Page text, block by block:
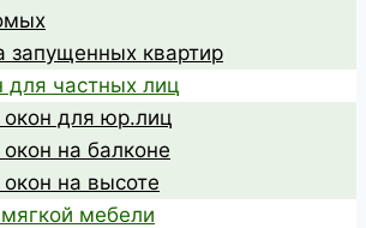
запущенных квартир
для частных лиц
для юр.лиц
на балконе
на высоте
мебели